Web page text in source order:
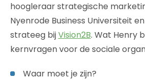
hoogleraar strategische
Nyenrode Business Universiteit
strateeg bijVision2B. Wat Henry
kernvragen voor de sociale
Waar moet je zijn?